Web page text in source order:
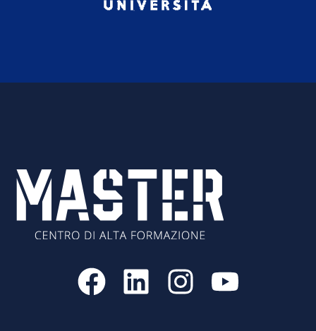
F
a
L
i
I
n
Y
o